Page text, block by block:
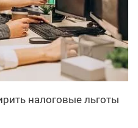
налоговые льготы